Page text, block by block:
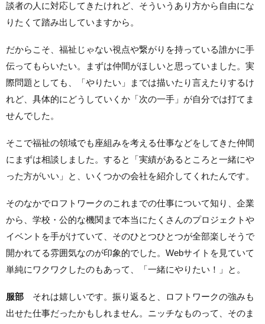
談者の人に対応してきたけれど、そういうあり方から自由にな
りたくて踏み出していますから。
だからこそ、福祉じゃない視点や繋がりを持っている誰かに手
伝ってもらいたい。まずは仲間がほしいと思っていました。実
際問題としても、「やりたい」までは描いたり言えたりするけ
れど、具体的にどうしていくか「次の一手」が自分では打てま
せんでした。
そこで福祉の領域でも座組みを考える仕事などをしてきた仲間
にまずは相談しました。すると「実績があるところと一緒にや
った方がいい」と、いくつかの会社を紹介してくれたんです。
そのなかでロフトワークのこれまでの仕事について知り、企業
から、学校・公的な機関まで本当にたくさんのプロジェクトや
イベントを手がけていて、そのひとつひとつが全部楽しそうで
開かれてる雰囲気なのが印象的でした。Webサイトを見ていて
単純にワクワクしたのもあって、「一緒にやりたい！」と。
服部 それは嬉しいです。振り返ると、ロフトワークの強みも
出せた仕事だったかもしれません。ニッチなものって、そのま